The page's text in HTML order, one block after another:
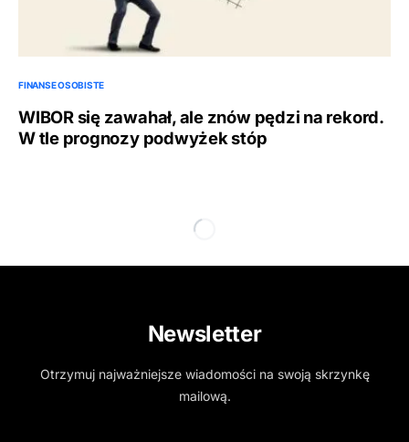
FINANSE OSOBISTE
WIBOR się zawahał, ale znów pędzi na rekord.
W tle prognozy podwyżek stóp
Newsletter
Otrzymuj najważniejsze wiadomości na swoją skrzynkę
mailową.